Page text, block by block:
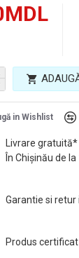
in Wishlist
Livrare gratuită*
În Chișinău de
Garantie si retur
Produs certificat